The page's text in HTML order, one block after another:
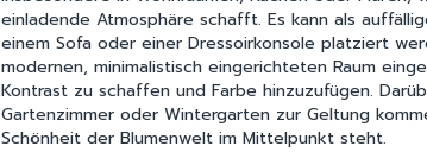
einladende Atmosphäre schafft. Es kann als
einem Sofa oder einer Dressoirkonsole platziert
modernen, minimalistisch eingerichteten Raum
Kontrast zu schaffen und Farbe hinzuzufügen.
Gartenzimmer oder Wintergarten zur Geltung
Schönheit der Blumenwelt im Mittelpunkt steht.